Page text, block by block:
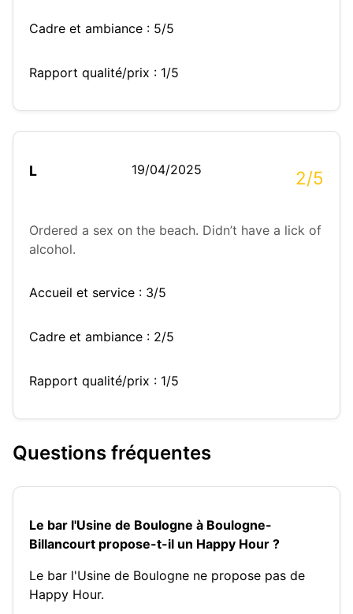
Cadre et ambiance : 5/5
Rapport qualité/prix : 1/5
L 19/04/2025 2/5
Ordered a sex on the beach. Didn’t have a lick of
alcohol.
Accueil et service : 3/5
Cadre et ambiance : 2/5
Rapport qualité/prix : 1/5
Questions fréquentes
Le bar l'Usine de Boulogne à Boulogne-
Billancourt propose-t-il un Happy Hour ?
Le bar l'Usine de Boulogne ne propose pas de
Happy Hour.